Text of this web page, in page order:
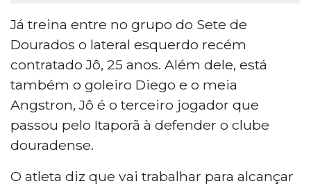
Já treina entre no grupo do Sete de
Dourados o lateral esquerdo recém
contratado Jô, 25 anos. Além dele, está
também o goleiro Diego e o meia
Angstron, Jô é o terceiro jogador que
passou pelo Itaporã à defender o clube
douradense.
O atleta diz que vai trabalhar para alcançar